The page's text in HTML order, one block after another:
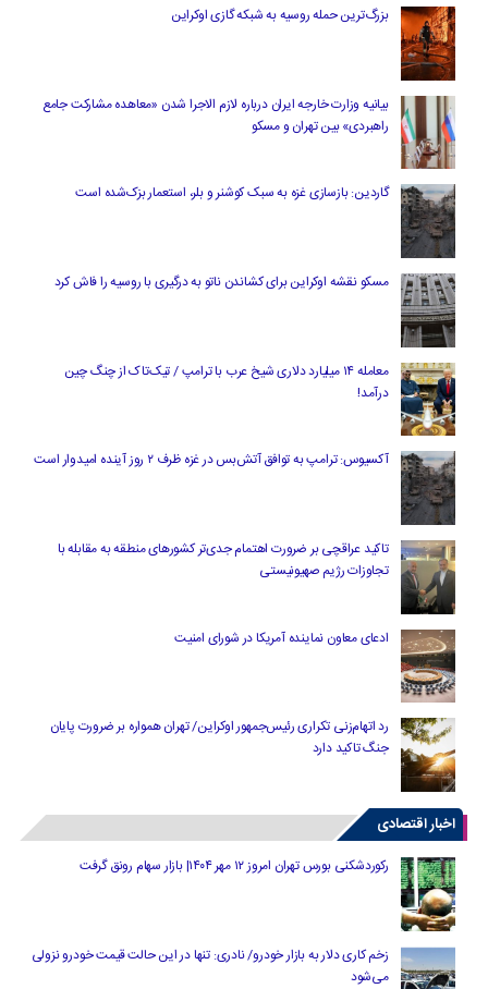
بزرگ‌ترین حمله روسیه به شبکه گازی اوکراین
بیانیه وزارت خارجه ایران درباره لازم‌ الاجرا شدن «معاهده مشارکت جامع
راهبردی» بین تهران و مسکو
گاردین: بازسازی غزه به سبک کوشنر و بلر، استعمار بزک‌شده است
مسکو نقشه اوکراین برای کشاندن ناتو به درگیری با روسیه را فاش کرد
معامله ۱۴ میلیارد دلاری شیخ عرب با ترامپ / تیک‌تاک از چنگ چین
درآمد!
آکسیوس: ترامپ به توافق آتش‌بس در غزه ظرف ۲ روز آینده امیدوار است
تاکید عراقچی بر ضرورت اهتمام جدی‌تر کشورهای منطقه به مقابله با
تجاوزات رژیم صهیونیستی
ادعای معاون نماینده آمریکا در شورای امنیت
رد اتهام‌زنی تکراری رئیس‌جمهور اوکراین/ تهران همواره بر ضرورت پایان
جنگ تاکید دارد
اخبار اقتصادی
رکوردشکنی بورس تهران امروز ۱۲ مهر ۱۴۰۴| بازار سهام رونق گرفت
زخم کاری دلار به بازار خودرو/ نادری: تنها در این حالت قیمت خودرو نزولی
می‌شود